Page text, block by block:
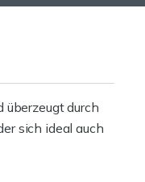
durch
sich ideal auch